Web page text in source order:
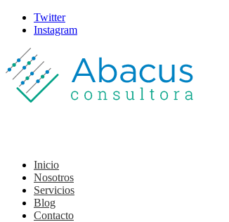
Twitter
Instagram
Inicio
Nosotros
Servicios
Blog
Contacto